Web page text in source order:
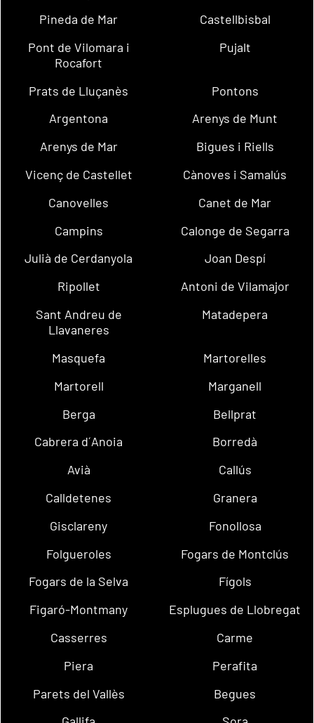
Pineda de Mar
Castellbisbal
Pont de Vilomara i
Rocafort
Pujalt
Prats de Lluçanès
Pontons
Argentona
Arenys de Munt
Arenys de Mar
Bigues i Riells
Vicenç de Castellet
Cànoves i Samalús
Canovelles
Canet de Mar
Campins
Calonge de Segarra
Julià de Cerdanyola
Joan Despí
Ripollet
Antoni de Vilamajor
Sant Andreu de
Llavaneres
Matadepera
Masquefa
Martorelles
Martorell
Marganell
Berga
Bellprat
Cabrera d´Anoia
Borredà
Avià
Callús
Calldetenes
Granera
Gisclareny
Fonollosa
Folgueroles
Fogars de Montclús
Fogars de la Selva
Fígols
Figaró-Montmany
Esplugues de Llobregat
Casserres
Carme
Piera
Perafita
Parets del Vallès
Begues